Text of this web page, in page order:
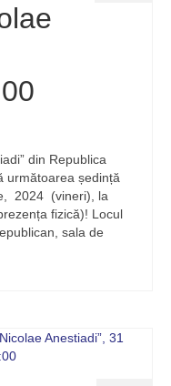
din Republica
următoarea ședință
2024 (vineri), la
fizică)! Locul
sala de